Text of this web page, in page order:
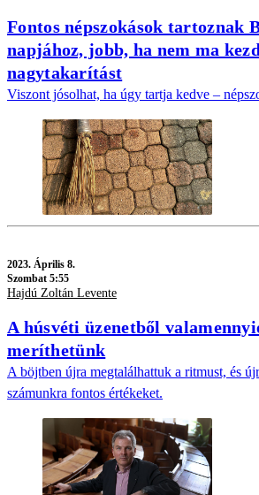
Fontos népszokások tartoznak
napjához, jobb, ha nem ma
nagytakarítást
Viszont jósolhat, ha úgy tartja kedve –
2023. Április 8.
Szombat 5:55
Hajdú Zoltán Levente
A húsvéti üzenetből
meríthetünk
A böjtben újra megtalálhattuk a ritmust, és
számunkra fontos értékeket.